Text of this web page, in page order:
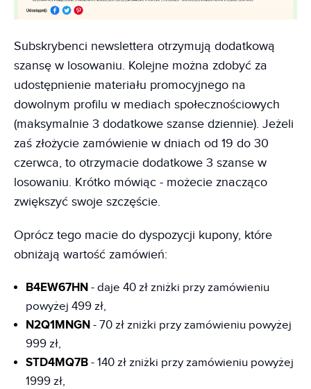
Subskrybenci newslettera otrzymują dodatkową
szansę w losowaniu. Kolejne można zdobyć za
udostępnienie materiału promocyjnego na
dowolnym profilu w mediach społecznościowych
(maksymalnie 3 dodatkowe szanse dziennie). Jeżeli
zaś złożycie zamówienie w dniach od 19 do 30
czerwca, to otrzymacie dodatkowe 3 szanse w
losowaniu. Krótko mówiąc - możecie znacząco
zwiększyć swoje szczęście.
Oprócz tego macie do dyspozycji kupony, które
obniżają wartość zamówień:
B4EW67HN - daje 40 zł zniżki przy zamówieniu
powyżej 499 zł,
N2Q1MNGN - 70 zł zniżki przy zamówieniu powyżej
999 zł,
STD4MQ7B - 140 zł zniżki przy zamówieniu powyżej
1999 zł,